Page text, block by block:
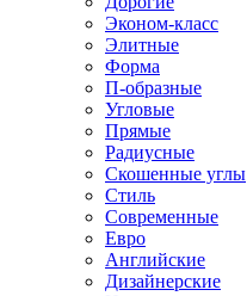
Эконом-класс
Элитные
Форма
П-образные
Угловые
Прямые
Радиусные
Скошенные углы
Стиль
Современные
Евро
Английские
Дизайнерские